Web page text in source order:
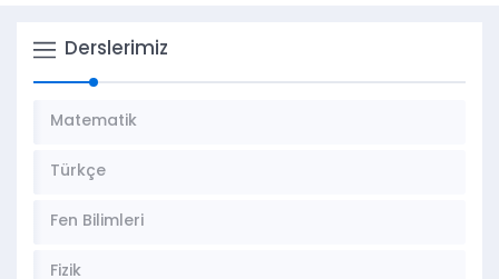
Derslerimiz
Matematik
Türkçe
Fen Bilimleri
Fizik